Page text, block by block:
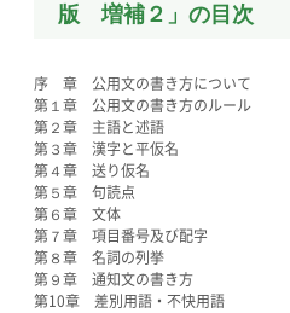
版 増補２」の目次
序 章 公用文の書き方について
第１章 公用文の書き方のルール
第２章 主語と述語
第３章 漢字と平仮名
第４章 送り仮名
第５章 句読点
第６章 文体
第７章 項目番号及び配字
第８章 名詞の列挙
第９章 通知文の書き方
第10章 差別用語・不快用語